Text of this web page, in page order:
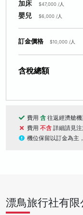
加床 $47,000 /人
嬰兒 $6,000 /人
訂金價格 $10,000 /人
含稅總額
費用 含 往返經濟艙
費用 不含 詳細請見注
機位保留以訂金為主
漂鳥旅行社有